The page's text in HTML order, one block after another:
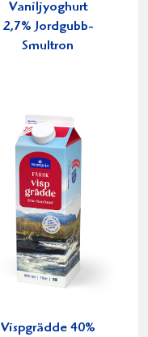
Vaniljyoghurt
2,7% Jordgubb-
Smultron
Vispgrädde 40%